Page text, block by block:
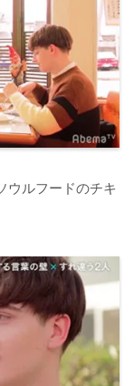
ウルフードのチキ